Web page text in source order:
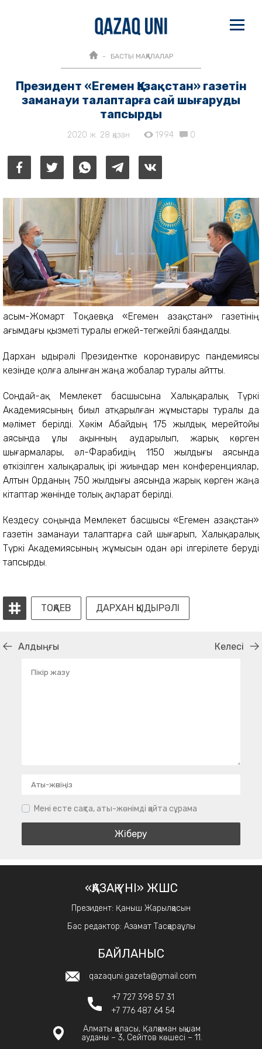
БАСТЫ МАҚАЛАЛАР
Президент «Егемен Қазақстан» газетін
заманауи талаптарға сай шығаруды
тапсырды
2020 ж. 28 қазан 1994 0
Қасым-Жомарт Тоқаевқа «Егемен Қазақстан» газетінің
ағымдағы қызметі туралы егжей-тегжейлі баяндалды.
Дархан Қыдырәлі Президентке коронавирус пандемиясы
кезінде қолға алынған жаңа жобалар туралы айтты.
Сондай-ақ Мемлекет басшысына Халықаралық Түркі
Академиясының биыл атқарылған жұмыстары туралы да
мәлімет берілді. Хәкім Абайдың 175 жылдық мерейтойы
аясында ұлы ақынның аударылып, жарық көрген
шығармалары, әл-Фарабидің 1150 жылдығы аясында
өткізілген халықаралық ірі жиындар мен конференциялар,
Алтын Орданың 750 жылдығы аясында жарық көрген жаңа
кітаптар жөнінде толық ақпарат берілді.
Кездесу соңында Мемлекет басшысы «Егемен Қазақстан»
газетін заманауи талаптарға сай шығарып, Халықаралық
Түркі Академиясының жұмысын одан әрі ілгерілете беруді
тапсырды.
ТОҚАЕВ ДАРХАН ҚЫДЫРӘЛІ
Алдыңғы Келесі
Мені есте сақта, аты-жөнімді қайта сұрама
«ҚАЗАҚ ҮНІ» ЖШС
Президент: Қаныш Жарылқасын
Бас редактор: Азамат Тасқараұлы
БАЙЛАНЫС
qazaquni.gazeta@gmail.com
+7 727 398 57 31
+7 776 487 64 54
Алматы қаласы, Қалқаман ықшам
ауданы – 3, Сейітов көшесі – 11.